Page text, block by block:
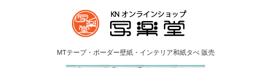
MTテープ・ボーダー壁紙・インテリア和紙タぺ 販売